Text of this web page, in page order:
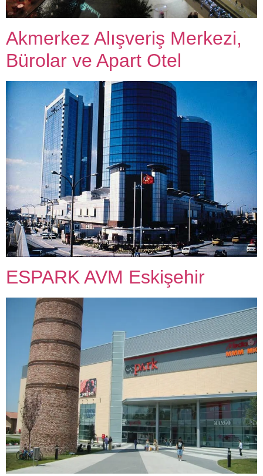
Akmerkez Alışveriş Merkezi,
Bürolar ve Apart Otel
ESPARK AVM Eskişehir